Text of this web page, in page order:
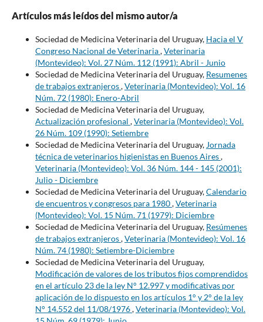
Artículos más leídos del mismo autor/a
Sociedad de Medicina Veterinaria del Uruguay, Hacia el V
Congreso Nacional de Veterinaria,Veterinaria
(Montevideo): Vol. 27 Núm. 112 (1991): Abril - Junio
Sociedad de Medicina Veterinaria del Uruguay, Resumenes
de trabajos extranjeros,Veterinaria (Montevideo): Vol. 16
Núm. 72 (1980): Enero-Abril
Sociedad de Medicina Veterinaria del Uruguay,
Actualización profesional ,Veterinaria (Montevideo): Vol.
26 Núm. 109 (1990): Setiembre
Sociedad de Medicina Veterinaria del Uruguay, Jornada
técnica de veterinarios higienistas en Buenos Aires,
Veterinaria (Montevideo): Vol. 36 Núm. 144 - 145 (2001):
Julio - Diciembre
Sociedad de Medicina Veterinaria del Uruguay,Calendario
de encuentros y congresos para 1980,Veterinaria
(Montevideo): Vol. 15 Núm. 71 (1979): Diciembre
Sociedad de Medicina Veterinaria del Uruguay, Resúmenes
de trabajos extranjeros,Veterinaria (Montevideo): Vol. 16
Núm. 74 (1980): Setiembre-Diciembre
Sociedad de Medicina Veterinaria del Uruguay,
Modificación de valores de los tributos fijos comprendidos
en el artículo 23 de la ley N° 12.997 y modificativas por
aplicación de lo dispuesto en los artículos 1° y 2° de la ley
N° 14.552 del 11/08/1976,Veterinaria (Montevideo): Vol.